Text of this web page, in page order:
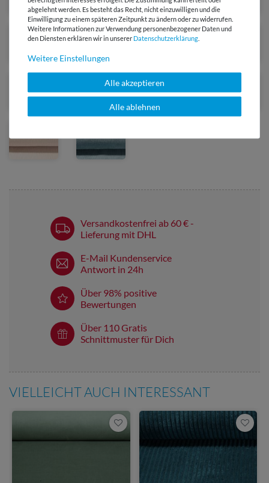
Versandkostenfrei ab 60 € -
Lieferung mit DHL
E-Mail Kundenservice
Antwort in 24h
Über 98% positive
Bewertungen
Über 110 Gratis
Schnittmuster für Dich
VIELLEICHT AUCH INTERESSANT
abgelehnt werden. Es besteht das Recht, nicht einzuwilligen und die
Einwilligung zu einem späteren Zeitpunkt zu ändern oder zu widerrufen.
Weitere Informationen zur Verwendung personenbezogener Daten und
den Diensten erklären wir in unserer Daten­schutz­erklärung
Weitere Einstellungen
Alle akzeptieren
Alle ablehnen